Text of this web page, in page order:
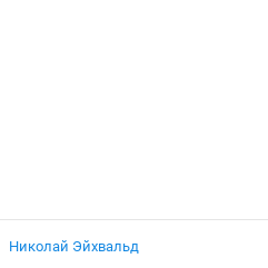
Николай Эйхвальд